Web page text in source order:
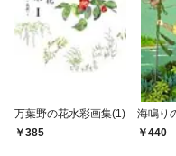
万葉野の花水彩画集(1)
385
海鳴り
440